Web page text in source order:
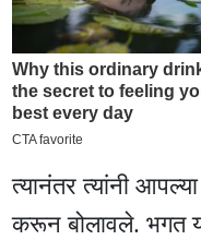
त्यानंतर त्यांनी
करून बोलावले. भगत